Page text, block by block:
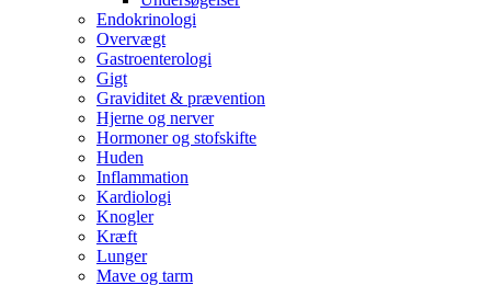
Endokrinologi
Overvægt
Gastroenterologi
Gigt
Graviditet & prævention
Hjerne og nerver
Hormoner og stofskifte
Huden
Inflammation
Kardiologi
Knogler
Kræft
Lunger
Mave og tarm